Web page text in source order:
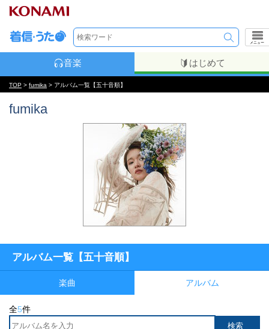
メニュー
音楽 はじめて
TOP > fumika > アルバム一覧【五十音順】
fumika
アルバム一覧【五十音順】
楽曲 アルバム
全5件